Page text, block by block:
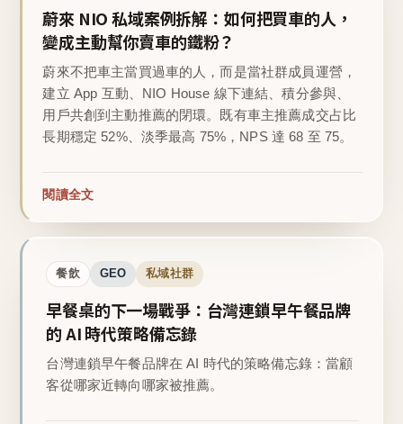
蔚來 NIO 私域案例拆解：如何把買車的人，
變成主動幫你賣車的鐵粉？
蔚來不把車主當買過車的人，而是當社群成員運營，
建立 App 互動、NIO House 線下連結、積分參與、
用戶共創到主動推薦的閉環。既有車主推薦成交占比
長期穩定 52%、淡季最高 75%，NPS 達 68 至 75。
閱讀全文
餐飲 GEO 私域社群
早餐桌的下一場戰爭：台灣連鎖早午餐品牌
的 AI 時代策略備忘錄
台灣連鎖早午餐品牌在 AI 時代的策略備忘錄：當顧
客從哪家近轉向哪家被推薦。